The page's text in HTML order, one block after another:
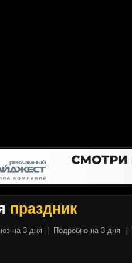
праздник
на 3 дня Подробно на 3 дня